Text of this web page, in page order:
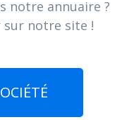
notre annuaire ?
sur notre site !